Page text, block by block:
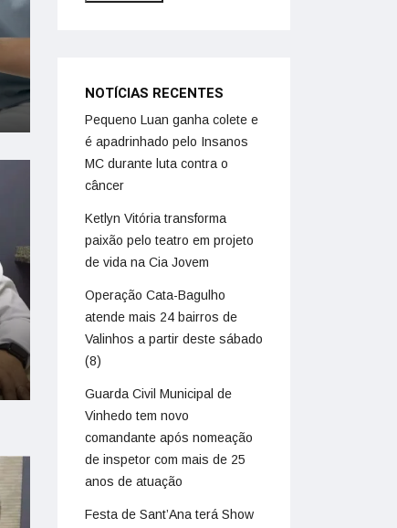
NOTÍCIAS RECENTES
Pequeno Luan ganha colete e
é apadrinhado pelo Insanos
MC durante luta contra o
câncer
Ketlyn Vitória transforma
paixão pelo teatro em projeto
de vida na Cia Jovem
Operação Cata-Bagulho
atende mais 24 bairros de
Valinhos a partir deste sábado
(8)
Guarda Civil Municipal de
Vinhedo tem novo
comandante após nomeação
de inspetor com mais de 25
anos de atuação
Festa de Sant’Ana terá Show